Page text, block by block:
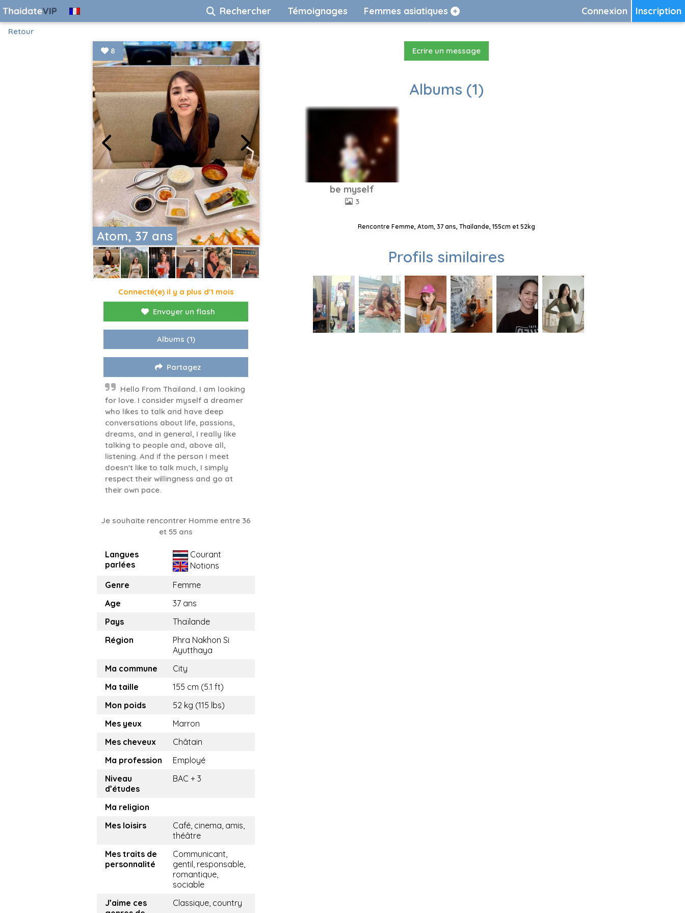
Inscription
Connexion
Rechercher Témoignages Femmes asiatiques
Retour
Atom, 37 ans
8
Connecté(e) il y a plus d'1 mois
Envoyer un flash
Albums (1)
Partagez
Hello From Thailand. I am looking
for love. I consider myself a dreamer
who likes to talk and have deep
conversations about life, passions,
dreams, and in general, I really like
talking to people and, above all,
listening. And if the person I meet
doesn't like to talk much, I simply
respect their willingness and go at
their own pace.
Je souhaite rencontrer Homme entre 36
et 55 ans
Langues
parlées
Courant
Notions
Genre
Femme
Age
37 ans
Pays
Thaïlande
Région
Phra Nakhon Si
Ayutthaya
Ma commune
City
Ma taille
155 cm (5.1 ft)
Mon poids
52 kg (115 lbs)
Mes yeux
Marron
Mes cheveux
Châtain
Ma profession
Employé
Niveau
d’études
BAC + 3
Ma religion
Mes loisirs
Café, cinema, amis,
théâtre
Mes traits de
personnalité
Communicant,
gentil, responsable,
romantique,
sociable
J’aime ces
Classique, country
Ecrire un message
Albums (1)
be myself
3
Rencontre Femme, Atom, 37 ans, Thaïlande, 155cm et 52kg
Profils similaires